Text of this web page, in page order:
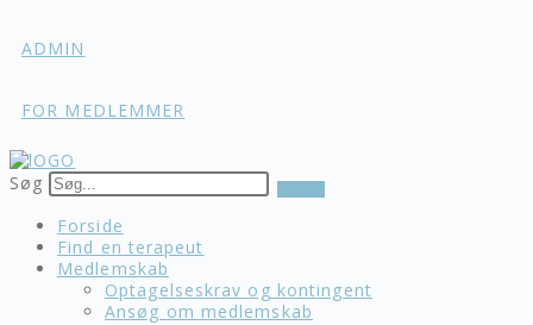
to
content
ADMIN
FOR MEDLEMMER
Søg
Forside
Find en terapeut
Medlemskab
Optagelseskrav og kontingent
Ansøg om medlemskab